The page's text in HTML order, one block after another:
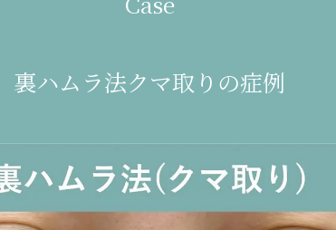
裏ハムラ法クマ取りの症例